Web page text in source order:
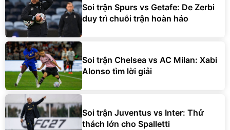
Soi trận Spurs vs Getafe: De Zerbi
duy trì chuỗi trận hoàn hảo
Soi trận Chelsea vs AC Milan: Xabi
Alonso tìm lời giải
Soi trận Juventus vs Inter: Thử
thách lớn cho Spalletti